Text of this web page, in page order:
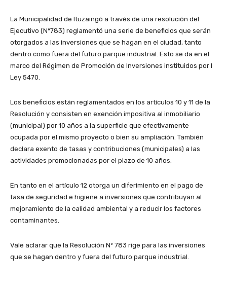
La Municipalidad de Ituzaingó a través de una resolución del
Ejecutivo (Nº783) reglamentó una serie de beneficios que serán
otorgados a las inversiones que se hagan en el ciudad, tanto
dentro como fuera del futuro parque industrial. Esto se da en el
marco del Régimen de Promoción de Inversiones instituidos por l
Ley 5470.
Los beneficios están reglamentados en los artículos 10 y 11 de la
Resolución y consisten en exención impositiva al inmobiliario
(municipal) por 10 años a la superficie que efectivamente
ocupada por el mismo proyecto o bien su ampliación. También
declara exento de tasas y contribuciones (municipales) a las
actividades promocionadas por el plazo de 10 años.
En tanto en el artículo 12 otorga un diferimiento en el pago de
tasa de seguridad e higiene a inversiones que contribuyan al
mejoramiento de la calidad ambiental y a reducir los factores
contaminantes.
Vale aclarar que la Resolución Nº 783 rige para las inversiones
que se hagan dentro y fuera del futuro parque industrial.